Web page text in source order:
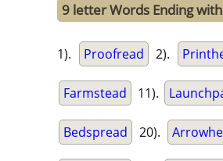
9 letter Words Ending
1). Proofread 2).
Farmstead 11).
Bedspread 20).